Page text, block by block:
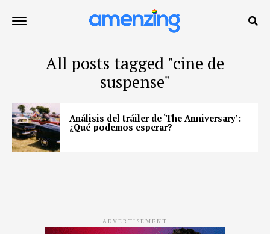
All posts tagged "cine de
suspense"
Análisis del tráiler de ‘The Anniversary’:
¿Qué podemos esperar?
ADVERTISEMENT